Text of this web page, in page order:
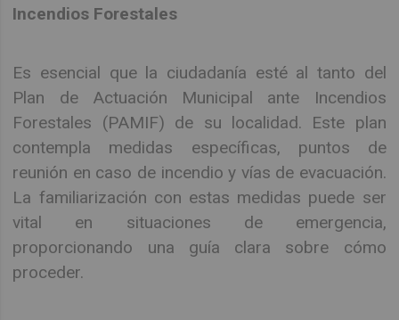
Incendios Forestales
Es esencial que la ciudadanía esté al tanto del
Plan de Actuación Municipal ante Incendios
Forestales (PAMIF) de su localidad. Este plan
contempla medidas específicas, puntos de
reunión en caso de incendio y vías de evacuación.
La familiarización con estas medidas puede ser
vital en situaciones de emergencia,
proporcionando una guía clara sobre cómo
proceder.